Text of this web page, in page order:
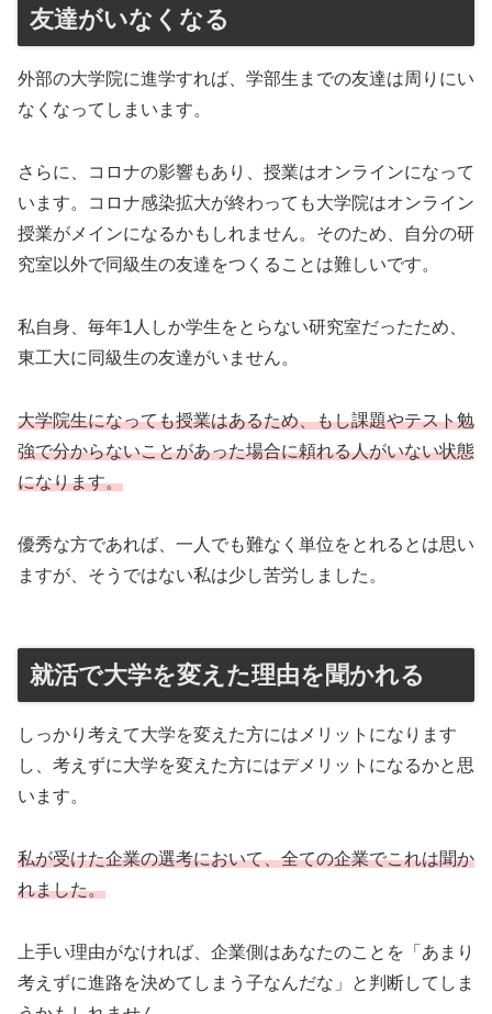
友達がいなくなる
外部の大学院に進学すれば、学部生までの友達は周りにい
なくなってしまいます。
さらに、コロナの影響もあり、授業はオンラインになって
います。コロナ感染拡大が終わっても大学院はオンライン
授業がメインになるかもしれません。そのため、自分の研
究室以外で同級生の友達をつくることは難しいです。
私自身、毎年1人しか学生をとらない研究室だったため、
東工大に同級生の友達がいません。
大学院生になっても授業はあるため、もし課題やテスト勉
強で分からないことがあった場合に頼れる人がいない状態
になります。
優秀な方であれば、一人でも難なく単位をとれるとは思い
ますが、そうではない私は少し苦労しました。
就活で大学を変えた理由を聞かれる
しっかり考えて大学を変えた方にはメリットになります
し、考えずに大学を変えた方にはデメリットになるかと思
います。
私が受けた企業の選考において、全ての企業でこれは聞か
れました。
上手い理由がなければ、企業側はあなたのことを「あまり
考えずに進路を決めてしまう子なんだな」と判断してしま